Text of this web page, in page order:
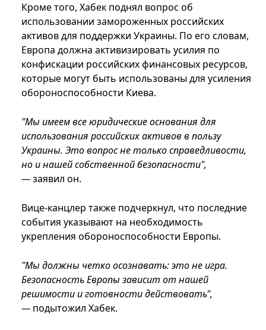
Кроме того, Хабек поднял вопрос об
использовании замороженных российских
активов для поддержки Украины. По его словам,
Европа должна активизировать усилия по
конфискации российских финансовых ресурсов,
которые могут быть использованы для усиления
обороноспособности Киева.
"Мы имеем все юридические основания для
использования российских активов в пользу
Украины. Это вопрос не только справедливости,
но и нашей собственной безопасности",
—заявил он.
Вице-канцлер также подчеркнул, что последние
события указывают на необходимость
укрепления обороноспособности Европы.
"Мы должны четко осознавать: это не игра.
Безопасность Европы зависит от нашей
решимости и готовности действовать",
— подытожил Хабек.